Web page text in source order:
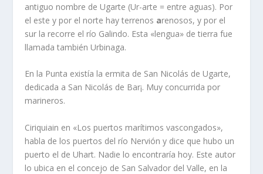
antiguo nombre de Ugarte (Ur-arte = entre aguas). Por
el este y por el norte hay terrenos arenosos, y por el
sur la recorre el rí­o Galindo. Esta «lengua» de tierra fue
llamada también Urbinaga.
En la Punta existí­a la ermita de San Nicolás de Ugarte,
dedicada a San Nicolás de Bar¡. Muy con­currida por
marineros.
Ciriquiain en «Los puertos marí­timos vasconga­dos»,
habla de los puertos del rí­o Nervión y dice que hubo un
puerto el de Uhart. Nadie lo encontrarí­a hoy. Este autor
lo ubica en el concejo de San Salva­dor del Valle, en la